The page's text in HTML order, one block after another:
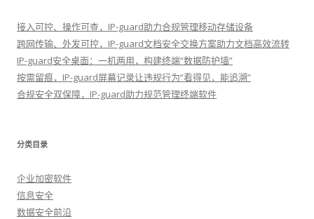
接入可控、操作可查，IP-guard助力合规管理移动存储设备
跨网传输、外发可控，IP-guard文档安全交换方案助力文档高效流转
IP-guard安全桌面：一机两用，构建终端“数据防护墙”
按需留痕，IP-guard屏幕记录让违规行为“看得见，能追溯”
合规安全双保障，IP-guard助力规范管理终端软件
分类目录
企业加密软件
信息安全
数据安全前沿